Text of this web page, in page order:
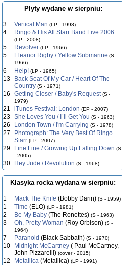
Plyty wydane w sierpniu:
3 Vertical Man (LP - 1998)
4 Ringo & His All Starr Band Live 2006
(LP - 2008)
5 Revolver (LP - 1966)
5 Eleanor Rigby / Yellow Submarine (S -
1966)
6 Help! (LP - 1965)
13
Back Seat Of My Car / Heart Of The
Country (S - 1971)
16 Getting Closer / Baby's Request (S -
1979)
21 iTunes Festival: London (EP - 2007)
23 She Loves You / I`ll Get You (S - 1963)
26 London Town / I'm Carrying (S - 1978)
27
Photograph: The Very Best Of Ringo
Starr (LP - 2007)
29 Fine Line / Growing Up Falling Down (S
- 2005)
30 Hey Jude / Revolution (S - 1968)
Klasyka rocka wydana w sierpniu:
1 Mack The Knife (Bobby Darin) (S - 1959)
1 Time (ELO) (LP - 1981)
2 Be My Baby (The Ronettes) (S - 1963)
3 Oh, Pretty Woman (Roy Orbison) (S -
1964)
7 Paranoid (Black Sabbath) (S - 1970)
10 Midnight McCartney ( Paul McCartney,
John Pizzarelli) (cover - 2015)
12 Metallica (Metallica) (LP - 1991)